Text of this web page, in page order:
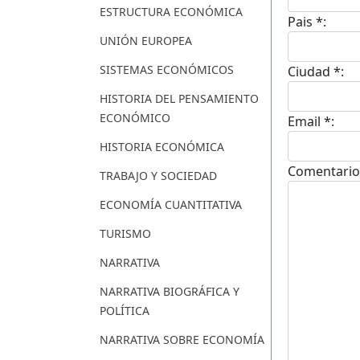
ESTRUCTURA ECONÓMICA
UNIÓN EUROPEA
SISTEMAS ECONÓMICOS
HISTORIA DEL PENSAMIENTO
ECONÓMICO
HISTORIA ECONÓMICA
TRABAJO Y SOCIEDAD
ECONOMÍA CUANTITATIVA
TURISMO
NARRATIVA
NARRATIVA BIOGRÁFICA Y
POLÍTICA
NARRATIVA SOBRE ECONOMÍA
Pais *:
Ciudad *:
Email *: